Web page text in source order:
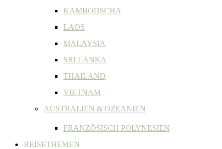
KAMBODSCHA
LAOS
MALAYSIA
SRI LANKA
THAILAND
VIETNAM
AUSTRALIEN & OZEANIEN
FRANZÖSISCH POLYNESIEN
REISETHEMEN